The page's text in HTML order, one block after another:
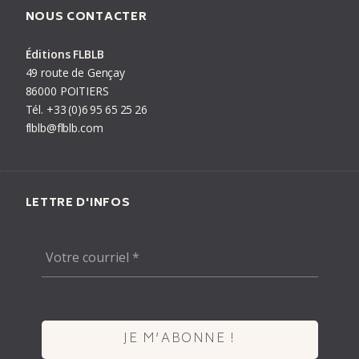
PRÉCÉDENT
NOUS CONTACTER
Éditions FLBLB
49 route de Gençay
86000 POITIERS
Tél. +33(0)695 65 25 26
flblb@flblb.com
LETTRE D'INFOS